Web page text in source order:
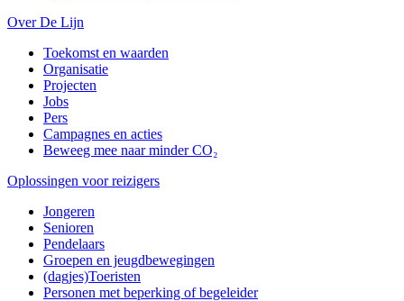
Over De Lijn
Toekomst en waarden
Organisatie
Projecten
Jobs
Pers
Campagnes en acties
Beweeg mee naar minder CO₂
Oplossingen voor reizigers
Jongeren
Senioren
Pendelaars
Groepen en jeugdbewegingen
(dagjes)Toeristen
Personen met beperking of begeleider